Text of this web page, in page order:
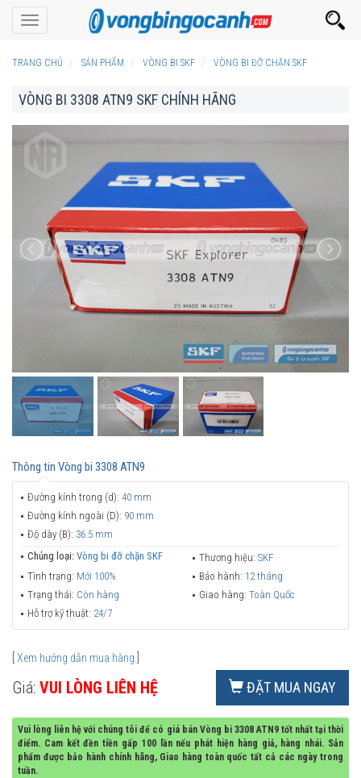
Toggle
navigation
TRANG CHỦ SẢN PHẨM VÒNG BI SKF VÒNG BI ĐỠ CHẶN SKF
VÒNG BI 3308 ATN9 SKF CHÍNH HÃNG
Thông tin Vòng bi 3308 ATN9
Đường kính trong (d): 40 mm
Đường kính ngoài (D): 90 mm
Độ dày (B): 36.5 mm
Chủng loại: Vòng bi đỡ chặn SKF Thương hiệu: SKF
Tình trạng: Mới 100% Bảo hành: 12 tháng
Trạng thái: Còn hàng Giao hàng: Toàn Quốc
Hỗ trợ kỹ thuật: 24/7
Xem hướng dẫn mua hàng
Giá: VUI LÒNG LIÊN HỆ ĐẶT MUA NGAY
Vui lòng liên hệ với chúng tôi để có giá bán Vòng bi 3308 ATN9 tốt nhất tại thời
điểm. Cam kết đền tiền gấp 100 lần nếu phát hiện hàng giả, hàng nhái. Sản
phẩm được bảo hành chính hãng, Giao hàng toàn quốc tất cả các ngày trong
tuần.